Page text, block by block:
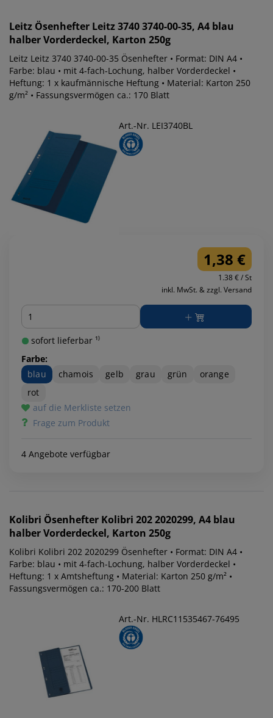
Leitz Ösenhefter Leitz 3740 3740-00-35, A4 blau
halber Vorderdeckel, Karton 250g
Leitz Leitz 3740 3740-00-35 Ösenhefter • Format: DIN A4 •
Farbe: blau • mit 4-fach-Lochung, halber Vorderdeckel •
Heftung: 1 x kaufmännische Heftung • Material: Karton 250
g/m² • Fassungsvermögen ca.: 170 Blatt
Art.-Nr. LEI3740BL
1,38 €
1.38 € / St
inkl. MwSt. & zzgl. Versand
Menge
sofort lieferbar ¹⁾
Farbe:
blau
chamois gelb grau grün
orange
rot
auf die Merkliste setzen
Frage zum Produkt
4 Angebote verfügbar
Kolibri Ösenhefter Kolibri 202 2020299, A4 blau
halber Vorderdeckel, Karton 250g
Kolibri Kolibri 202 2020299 Ösenhefter • Format: DIN A4 •
Farbe: blau • mit 4-fach-Lochung, halber Vorderdeckel •
Heftung: 1 x Amtsheftung • Material: Karton 250 g/m² •
Fassungsvermögen ca.: 170-200 Blatt
Art.-Nr. HLRC11535467-76495